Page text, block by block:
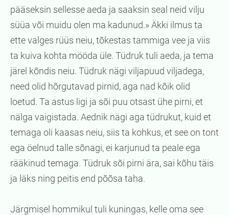
pääseksin sellesse aeda ja saaksin seal neid vilju
süüa või muidu olen ma kadunud.» Äkki ilmus ta
ette valges rüüs neiu, tõkestas tammiga vee ja viis
ta kuiva kohta mööda üle. Tüdruk tuli aeda, ja tema
järel kõndis neiu. Tüdruk nägi viljapuud viljadega,
need olid hõrgutavad pirnid, aga nad kõik olid
loetud. Ta astus ligi ja sõi puu otsast ühe pirni, et
nälga vaigistada. Aednik nägi aga tüdrukut, kuid et
temaga oli kaasas neiu, siis ta kohkus, et see on tont
ega öelnud talle sõnagi, ei karjunud ta peale ega
rääkinud temaga. Tüdruk sõi pirni ära, sai kõhu täis
ja läks ning peitis end põõsa taha.
Järgmisel hommikul tuli kuningas, kelle oma see